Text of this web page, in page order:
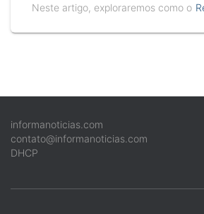
Neste artigo, exploraremos como o
informanoticias.com
contato@informanoticias.com
DHCP